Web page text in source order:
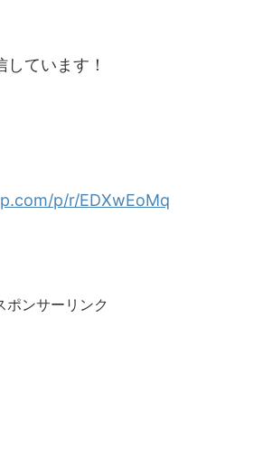
ています！
p/r/EDXwEoMq
ポンサーリンク